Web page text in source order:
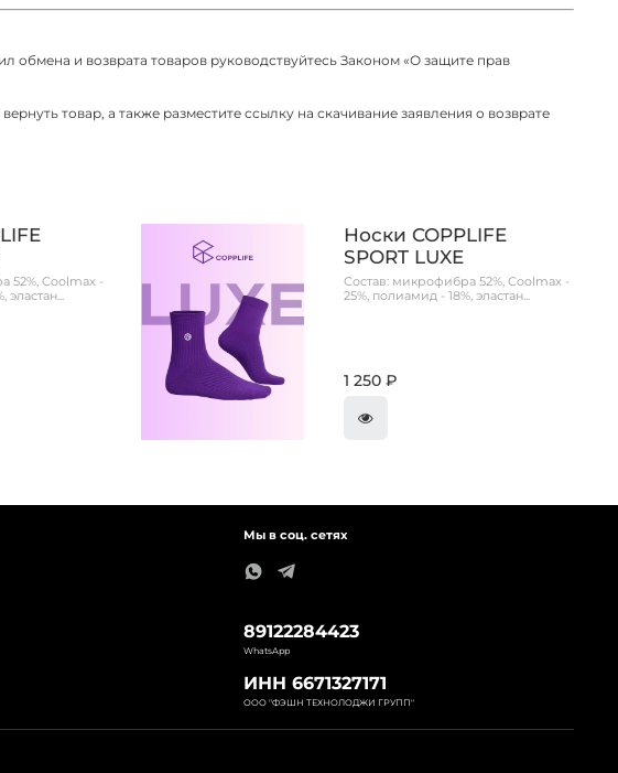
обмена и возврата товаров руководствуйтесь Законом «О защите прав
товар, а также разместите ссылку на скачивание заявления о возврате
52%, Coolmax -
Носки COPPLIFE
SPORT LUXE
Состав: микрофибра 52%, Coolmax -
25%, полиамид - 18%, эластан...
1 250 ₽
Мы в соц. сетях
89122284423
WhatsApp
ИНН 6671327171
ООО "ФЭШН ТЕХНОЛОДЖИ ГРУПП"